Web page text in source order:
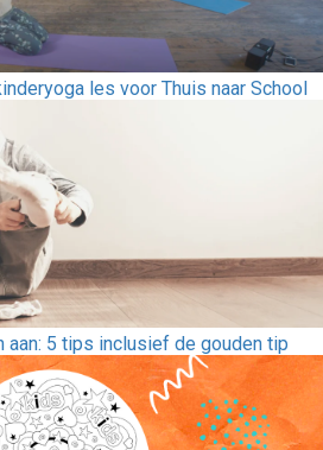
les voor Thuis naar School
aan: 5 tips inclusief de gouden tip